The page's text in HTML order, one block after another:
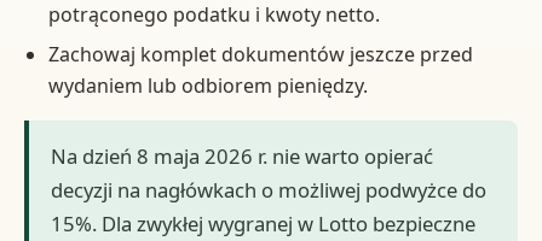
potrąconego podatku i kwoty netto.
Zachowaj komplet dokumentów jeszcze przed
wydaniem lub odbiorem pieniędzy.
Na dzień 8 maja 2026 r. nie warto opierać
decyzji na nagłówkach o możliwej podwyżce do
15%. Dla zwykłej wygranej w Lotto bezpieczne